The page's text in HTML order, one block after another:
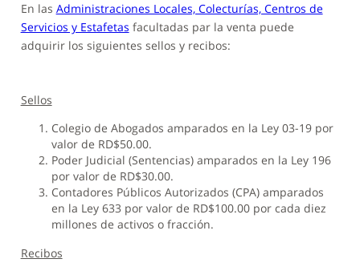
En las Administraciones Locales, Colecturías, Centros de
Servicios y Estafetas facultadas par la venta puede
adquirir los siguientes sellos y recibos:
Sellos
Colegio de Abogados amparados en la Ley 03-19 por
valor de RD$50.00.
Poder Judicial (Sentencias) amparados en la Ley 196
por valor de RD$30.00.
Contadores Públicos Autorizados (CPA) amparados
en la Ley 633 por valor de RD$100.00 por cada diez
millones de activos o fracción.
Recibos